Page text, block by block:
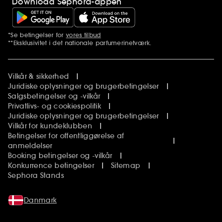
Yderligere bemærkninger
*Se betingelser for vores tilbud
**Eksklusivitet i det nationale parfumerinetværk.
Vilkår & sikkerhed
Juridiske oplysninger og brugerbetingelser
Salgsbetingelser og -vilkår
Privatlivs- og cookiespolitik
Juridiske oplysninger og brugerbetingelser
Vilkår for kundeklubben
Betingelser for offentliggørelse af
anmeldelser
Booking betingelser og -vilkår
Konkurrence betingelser
Sitemap
Sephora Stands
Danmark